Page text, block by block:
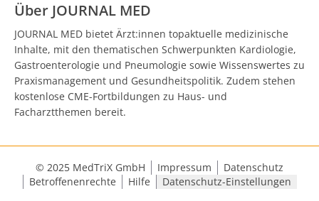
Über JOURNAL MED
JOURNAL MED bietet Ärzt:innen topaktuelle medizinische
Inhalte, mit den thematischen Schwerpunkten Kardiologie,
Gastroenterologie und Pneumologie sowie Wissenswertes zu
Praxismanagement und Gesundheitspolitik. Zudem stehen
kostenlose CME-Fortbildungen zu Haus- und
Facharztthemen bereit.
© 2025 MedTriX GmbH Impressum
Datenschutz
Betroffenenrechte
Hilfe Datenschutz-Einstellungen